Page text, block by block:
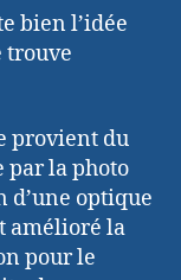
bien l’idée
trouve
provient du
par la photo
d’une optique
amélioré la
pour le